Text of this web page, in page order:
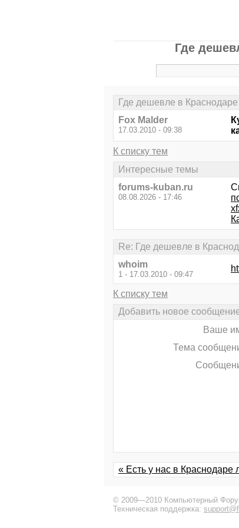
Где
Где дешевле в
Fox Malder
17.03.2010 - 09:38
К списку тем
Интересные темы
forums-kuban.ru
08.08.2026 - 17:46
Re: Где дешевле в
whoim
1 - 17.03.2010 - 09:47
К списку тем
Добавить новое
Ваше
Тема
« Есть у нас в
© 2009—2010 Компьютерный
Техническая поддержка: